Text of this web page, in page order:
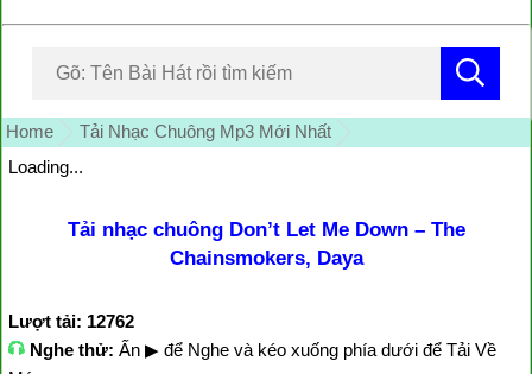
Home
Tải Nhạc Chuông Mp3 Mới Nhất
Loading...
Tải nhạc chuông Don’t Let Me Down – The
Chainsmokers, Daya
Lượt tải: 12762
Nghe thử: Ấn ▶ để Nghe và kéo xuống phía dưới để Tải Về